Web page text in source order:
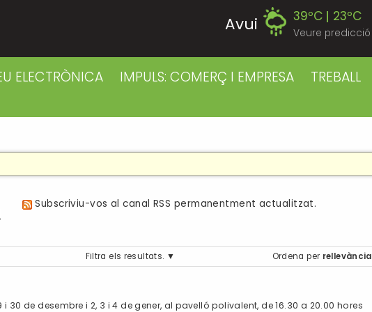
Avui 39ºC 23ºC
Veure predicció
Diumenge 39ºC 22ºC
Dimarts
40ºC 23ºC
ELECTRÒNICA IMPULS: COMERÇ I EMPRESA TREBALL
Subscriviu-vos al canal RSS permanentment actualitzat.
Filtra els resultats. Ordena per rellevància
30 de desembre i 2, 3 i 4 de gener, al pavelló polivalent, de 16.30 a 20.00 hores